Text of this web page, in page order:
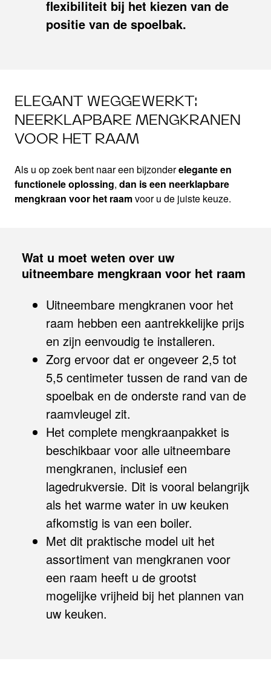
flexibiliteit bij het kiezen van de
positie van de spoelbak.
ELEGANT WEGGEWERKT:
NEERKLAPBARE MENGKRANEN
VOOR HET RAAM
Als u op zoek bent naar een bijzonderelegante en
functionele oplossing, dan is een neerklapbare
mengkraan voor het raamvoor u de juiste keuze.
Wat u moet weten over uw
uitneembare mengkraan voor het raam
Uitneembare mengkranen voor het
raam hebben een aantrekkelijke prijs
en zijn eenvoudig te installeren.
Zorg ervoor dat er ongeveer 2,5 tot
5,5 centimeter tussen de rand van de
spoelbak en de onderste rand van de
raamvleugel zit.
Het complete mengkraanpakket is
beschikbaar voor alle uitneembare
mengkranen, inclusief een
lagedrukversie. Dit is vooral belangrijk
als het warme water in uw keuken
afkomstig is van een boiler.
Met dit praktische model uit het
assortiment van mengkranen voor
een raam heeft u de grootst
mogelijke vrijheid bij het plannen van
uw keuken.